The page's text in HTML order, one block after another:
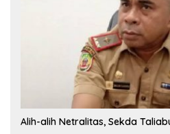
Alih-alih Netralitas, Sekda